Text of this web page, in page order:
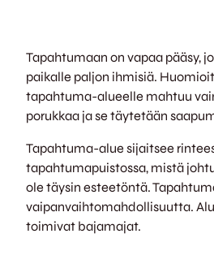
Tapahtumaan on vapaa pääsy,
paikalle paljon ihmisiä.
tapahtuma-alueelle mahtuu
porukkaa ja se täytetään
Tapahtuma-alue sijaitsee
tapahtumapuistossa, mistä
ole täysin esteetöntä.
vaipanvaihtomahdollisuutta.
toimivat bajamajat.